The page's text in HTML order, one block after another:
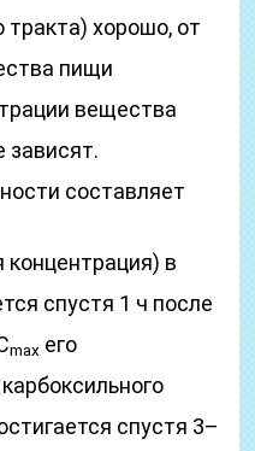
хорошо, от
пищи
вещества
зависят.
составляет
в
спустя 1 ч после
max его
спустя 3–